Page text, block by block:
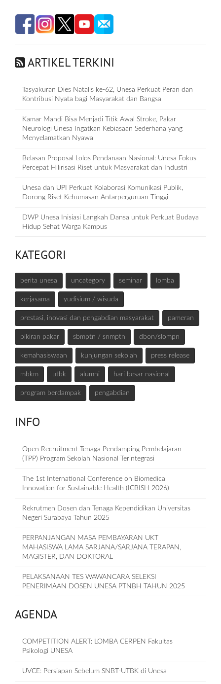
ARTIKEL TERKINI
Tasyakuran Dies Natalis ke-62, Unesa Perkuat Peran dan
Kontribusi Nyata bagi Masyarakat dan Bangsa
Kamar Mandi Bisa Menjadi Titik Awal Stroke, Pakar
Neurologi Unesa Ingatkan Kebiasaan Sederhana yang
Menyelamatkan Nyawa
Belasan Proposal Lolos Pendanaan Nasional: Unesa Fokus
Percepat Hilirisasi Riset untuk Masyarakat dan Industri
Unesa dan UPI Perkuat Kolaborasi Komunikasi Publik,
Dorong Riset Kehumasan Antarperguruan Tinggi
DWP Unesa Inisiasi Langkah Dansa untuk Perkuat Budaya
Hidup Sehat Warga Kampus
KATEGORI
berita unesa uncategory seminar lomba
kerjasama yudisium / wisuda
prestasi, inovasi dan pengabdian masyarakat pameran
pikiran pakar sbmptn / snmptn dbon/slompn
kemahasiswaan kunjungan sekolah press release
mbkm utbk alumni hari besar nasional
program berdampak pengabdian
INFO
Open Recruitment Tenaga Pendamping Pembelajaran
(TPP) Program Sekolah Nasional Terintegrasi
The 1st International Conference on Biomedical
Innovation for Sustainable Health (ICBISH 2026)
Rekrutmen Dosen dan Tenaga Kependidikan Universitas
Negeri Surabaya Tahun 2025
PERPANJANGAN MASA PEMBAYARAN UKT
MAHASISWA LAMA SARJANA/SARJANA TERAPAN,
MAGISTER, DAN DOKTORAL
PELAKSANAAN TES WAWANCARA SELEKSI
PENERIMAAN DOSEN UNESA PTNBH TAHUN 2025
AGENDA
COMPETITION ALERT: LOMBA CERPEN Fakultas
Psikologi UNESA
UVCE: Persiapan Sebelum SNBT-UTBK di Unesa